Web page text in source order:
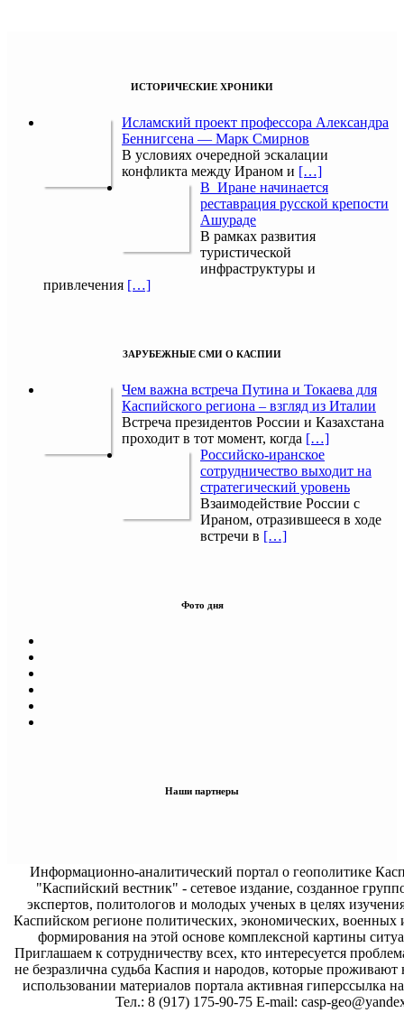
ИСТОРИЧЕСКИЕ ХРОНИКИ
Исламский проект профессора Александра
Беннигсена — Марк Смирнов
В условиях очередной эскалации
конфликта между Ираном и […]
В Иране начинается
реставрация русской крепости
Ашураде
В рамках развития
туристической
инфраструктуры и
привлечения […]
ЗАРУБЕЖНЫЕ СМИ О КАСПИИ
Чем важна встреча Путина и Токаева для
Каспийского региона – взгляд из Италии
Встреча президентов России и Казахстана
проходит в тот момент, когда […]
Российско-иранское
сотрудничество выходит на
стратегический уровень
Взаимодействие России с
Ираном, отразившееся в ходе
встречи в […]
Фото дня
Наши партнеры
Информационно-аналитический портал о геополитике
"Каспийский вестник" - сетевое издание, созданное
экспертов, политологов и молодых ученых в целях
Каспийском регионе политических, экономических, военных
формирования на этой основе комплексной картины
Приглашаем к сотрудничеству всех, кто интересуется
не безразлична судьба Каспия и народов, которые проживают
использовании материалов портала активная гиперссылка на
Тел.: 8 (917) 175-90-75 E-mail: casp-